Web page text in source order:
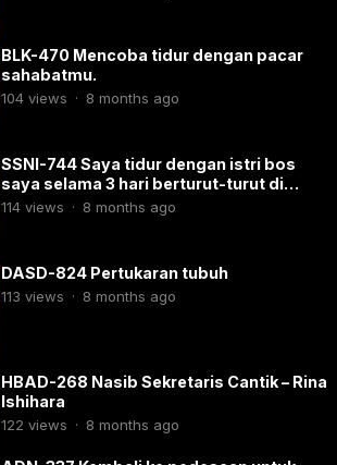
BLK-470 Mencoba tidur dengan pacar
sahabatmu.
104views · 8 months ago
SSNI-744 Saya tidur dengan istri bos
saya selama 3 hari berturut-turut di
rumahnya.
114views · 8 months ago
DASD-824 Pertukaran tubuh
113 views · 8 months ago
HBAD-268 Nasib Sekretaris Cantik – Rina
Ishihara
122 views · 8 months ago